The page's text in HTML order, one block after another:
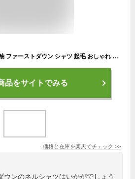
チェックシャツ メンズ 長袖 ファーストダウン シャツ 起毛 おしゃれ FIRSTDOWN トップス 秋冬 カジュアルシャツ 暖かい Yシャツ ブラウス 長袖シャツ ネルシャツ ボタンダウン 秋服 全16色 ジェネレス
品をサイトでみる
価格と在庫を楽天でチェック >>
ウンのネルシャツはいかがでしょう